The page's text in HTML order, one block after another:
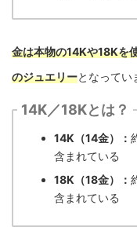
金は本物の14Kや18Kを
のジュエリーとなってい
14K／18Kとは？
14K（14金）：
含まれている
18K（18金）：
含まれている